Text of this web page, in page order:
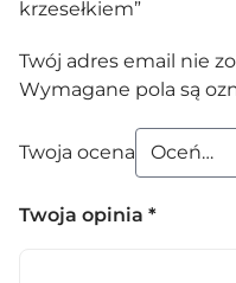
krzesełkiem”
Twój adres email nie
Wymagane pola są
Twoja ocena
Twoja opinia *